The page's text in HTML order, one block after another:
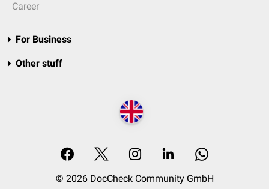
Career
For Business
Other stuff
© 2026 DocCheck Community GmbH